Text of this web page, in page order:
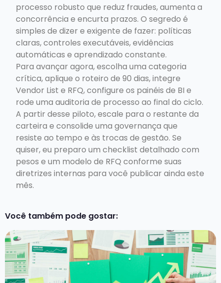
processo robusto que reduz fraudes, aumenta a
concorrência e encurta prazos. O segredo é
simples de dizer e exigente de fazer: políticas
claras, controles executáveis, evidências
automáticas e aprendizado constante.
Para avançar agora, escolha uma categoria
crítica, aplique o roteiro de 90 dias, integre
Vendor List e RFQ, configure os painéis de BI e
rode uma auditoria de processo ao final do ciclo.
A partir desse piloto, escale para o restante da
carteira e consolide uma governança que
resiste ao tempo e às trocas de gestão. Se
quiser, eu preparo um checklist detalhado com
pesos e um modelo de RFQ conforme suas
diretrizes internas para você publicar ainda este
mês.
Você também pode gostar: